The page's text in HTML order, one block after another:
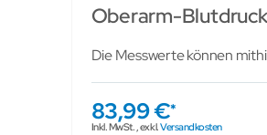
Oberarm-
Die Messwerte können
83,99 €
Inkl. MwSt.,exkl.Versandkosten